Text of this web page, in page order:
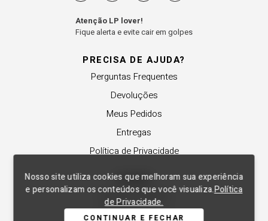
Nosso site utiliza cookies que melhoram sua experiência
e personalizam os conteúdos que você visualiza.Política
de Privacidade.
CONTINUAR E FECHAR
PRECISA DE AJUDA?
Perguntas Frequentes
Devoluções
Meus Pedidos
Entregas
Política de Privacidade
SOBRE
A Lança Perfume
Revender a Marca
Atenção LP lover!
Fique alerta e evite cair em golpes